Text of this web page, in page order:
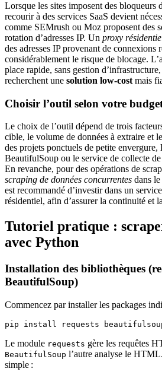
Lorsque les sites imposent des bloqueurs
recourir à des services SaaS devient
comme SEMrush ou Moz proposent des
rotation d’adresses IP. Un proxy
des adresses IP provenant de connexions
considérablement le risque de blocage.
place rapide, sans gestion
recherchent une solution low‑cost mais
Choisir l’outil selon votre
Le choix de l’outil dépend de trois
cible, le volume de données à extraire et
des projets ponctuels de petite
BeautifulSoup ou le service de collecte
En revanche, pour des opérations de
scraping de données concurrentes dans
est recommandé d’investir dans un
résidentiel, afin d’assurer la continuité et
Tutoriel pratique :
avec Python
Installation des bibliothèques
BeautifulSoup)
Commencez par installer les packages
pip install requests
Le module requests gère les requêtes
BeautifulSoup l’autre analyse le
simple :